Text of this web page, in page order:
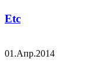
Etc
01.Апр.2014